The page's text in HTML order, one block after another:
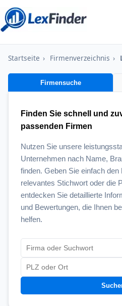
Startseite › Firmenverzeichnis ›
Firmensuche
Finden Sie schnell und
passenden Firmen
Nutzen Sie unsere
Unternehmen nach Name,
finden. Geben Sie einfach
relevantes Stichwort oder die
entdecken Sie detaillierte
und Bewertungen, die Ihnen
helfen.